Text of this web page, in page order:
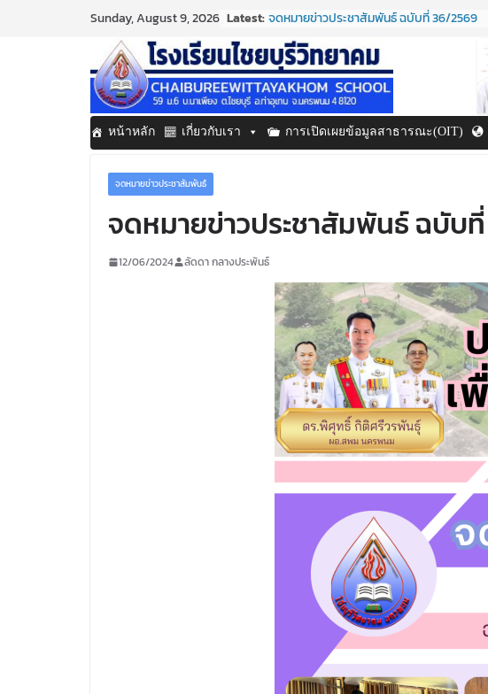
Sunday, August 9, 2026 Latest:จดหมายข่าวประชาสัมพันธ์ ฉบับที่ 36/2569
ประจำเดือนมิถุนายน 2569
กิจกรรมต่อต้านยาเสพติด ปี ๒๕๖๙
กิจกรรมวันสุนทรภู่ ประจำปี ๒๕๖๙
จดหมายข่าวประชาสัมพันธ์ ฉบับที่ 38/2569
ประจำเดือนมิถุนายน 2569
จดหมายข่าวประชาสัมพันธ์ ฉบับที่ 37/2569
ประจำเดือนมิถุนายน 2569
หน้าหลัก เกี่ยวกับเรา การเปิดเผยข้อมูลสาธารณะ(OIT)
จดหมายข่าวประชาสัมพันธ์
จดหมายข่าวประชาสัมพันธ์ ฉบับ
12/06/2024 ลัดดา กลางประพันธ์